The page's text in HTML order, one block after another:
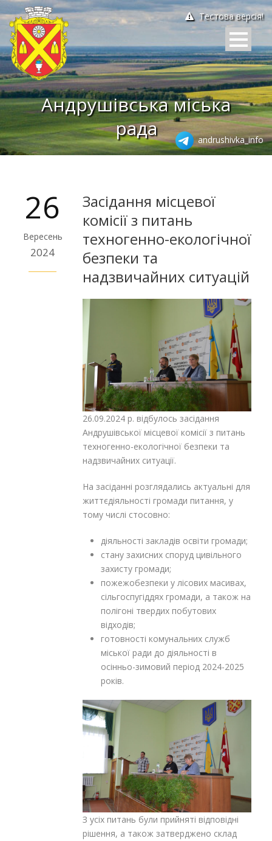
Тестова версія!
Андрушівська міська
рада
andrushivka_info
26
Вересень
2024
Засідання місцевої
комісії з питань
техногенно-екологічної
безпеки та
надзвичайних ситуацій
26.09.2024 р. відбулось засідання
Андрушівської місцевої комісії з питань
техногенно-екологічної безпеки та
надзвичайних ситуації.
На засіданні розглядались актуальні для
життєдіяльності громади питання, у
тому числі стосовно:
діяльності закладів освіти громади;
стану захисних споруд цивільного
захисту громади;
пожежобезпеки у лісових масивах,
сільгоспугіддях громади, а також на
полігоні твердих побутових
відходів;
готовності комунальних служб
міської ради до діяльності в
осінньо-зимовий період 2024-2025
років.
З усіх питань були прийняті відповідні
рішення, а також затверджено склад